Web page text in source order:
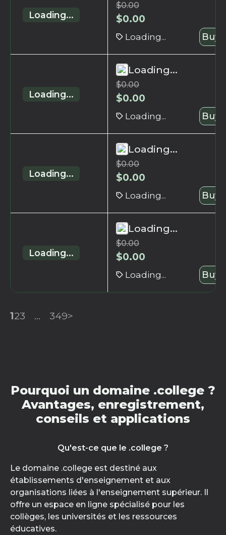
Loading...
$0.00
$0.00
Loading... Buy
Loading...
Loading...
$0.00
$0.00
Loading... Buy
Loading...
Loading...
$0.00
$0.00
Loading... Buy
Loading...
Loading...
$0.00
$0.00
Loading... Buy
123 ... 349>
Pourquoi un domaine .college ?
Avantages, enregistrement,
conseils et applications
Qu'est-ce que le .college ?
Le domaine .college est destiné aux
établissements d'enseignement et aux
organisations liées à l'enseignement supérieur. Il
offre un espace en ligne spécialisé pour les
collèges, les universités et les ressources
éducatives.